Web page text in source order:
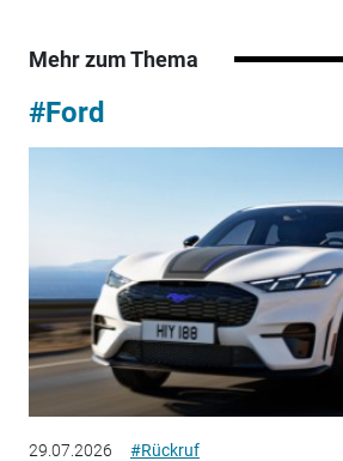
Mehr zum Thema
#Ford
29.07.2026 #Rückruf